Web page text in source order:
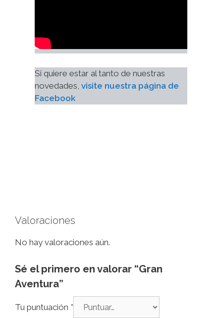
Si quiere estar al tanto de nuestras
novedades, visite nuestra página de
Facebook
Valoraciones
No hay valoraciones aún.
Sé el primero en valorar “Gran
Aventura”
Tu puntuación *